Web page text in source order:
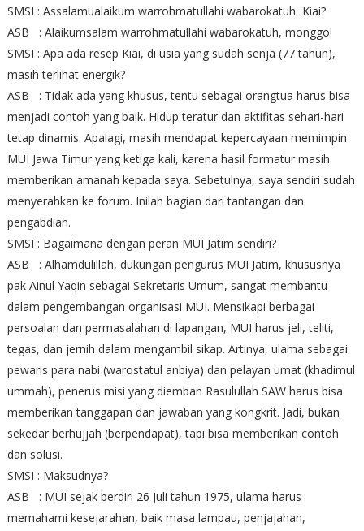
SMSI : Assalamualaikum warrohmatullahi wabarokatuh Kiai?
ASB : Alaikumsalam warrohmatullahi wabarokatuh, monggo!
SMSI : Apa ada resep Kiai, di usia yang sudah senja (77 tahun),
masih terlihat energik?
ASB : Tidak ada yang khusus, tentu sebagai orangtua harus bisa
menjadi contoh yang baik. Hidup teratur dan aktifitas sehari-hari
tetap dinamis. Apalagi, masih mendapat kepercayaan memimpin
MUI Jawa Timur yang ketiga kali, karena hasil formatur masih
memberikan amanah kepada saya. Sebetulnya, saya sendiri sudah
menyerahkan ke forum. Inilah bagian dari tantangan dan
pengabdian.
SMSI : Bagaimana dengan peran MUI Jatim sendiri?
ASB : Alhamdulillah, dukungan pengurus MUI Jatim, khususnya
pak Ainul Yaqin sebagai Sekretaris Umum, sangat membantu
dalam pengembangan organisasi MUI. Mensikapi berbagai
persoalan dan permasalahan di lapangan, MUI harus jeli, teliti,
tegas, dan jernih dalam mengambil sikap. Artinya, ulama sebagai
pewaris para nabi (warostatul anbiya) dan pelayan umat (khadimul
ummah), penerus misi yang diemban Rasulullah SAW harus bisa
memberikan tanggapan dan jawaban yang kongkrit. Jadi, bukan
sekedar berhujjah (berpendapat), tapi bisa memberikan contoh
dan solusi.
SMSI : Maksudnya?
ASB : MUI sejak berdiri 26 Juli tahun 1975, ulama harus
memahami kesejarahan, baik masa lampau, penjajahan,